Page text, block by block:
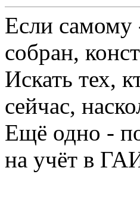
Если самому
собран,
Искать тех,
сейчас,
Ещё одно -
на учёт в